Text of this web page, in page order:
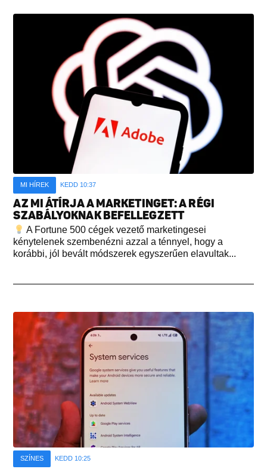
MI HÍREK KEDD 10:37
AZ MI ÁTÍRJA A MARKETINGET: A RÉGI
SZABÁLYOKNAK BEFELLEGZETT
A Fortune 500 cégek vezető marketingesei
kénytelenek szembenézni azzal a ténnyel, hogy a
korábbi, jól bevált módszerek egyszerűen elavultak...
SZÍNES KEDD 10:25